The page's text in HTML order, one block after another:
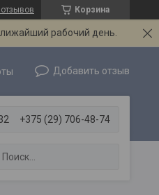
Корзина
рабочий день.
Добавить отзыв
+375 (29) 706-48-74